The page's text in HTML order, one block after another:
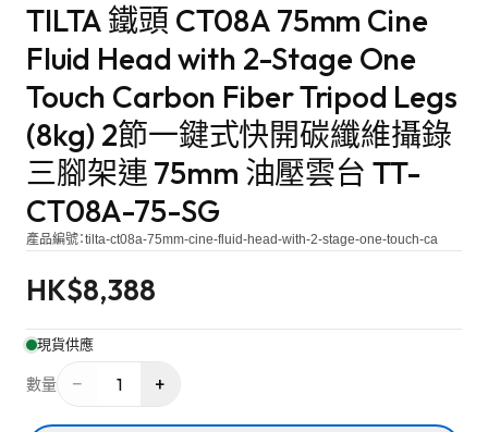
TILTA 鐵頭 CT08A 75mm Cine
Fluid Head with 2-Stage One
Touch Carbon Fiber Tripod Legs
(8kg) 2節一鍵式快開碳纖維攝錄
三腳架連 75mm 油壓雲台 TT-
CT08A-75-SG
產品編號：tilta-ct08a-75mm-cine-fluid-head-with-2-stage-one-touch-ca
HK$8,388
現貨供應
數量 − 1 +